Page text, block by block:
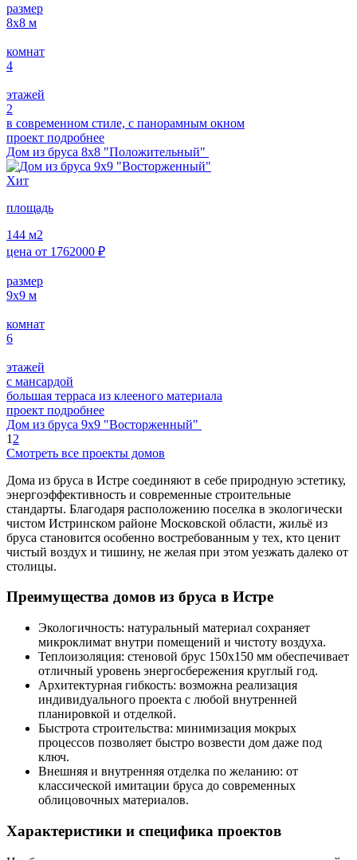
размер
8х8 м
комнат
4
этажей
2
в современном стиле, с панорамным окном
проект подробнее
Дом из бруса 8х8 "Положительный"
Хит
площадь
144 м2
цена от 1762000 ₽
размер
9х9 м
комнат
6
этажей
с мансардой
большая терраса из клееного материала
проект подробнее
Дом из бруса 9х9 "Восторженный"
1 2
Смотреть все проекты домов
Дома из бруса в Истре соединяют в себе природную эстетику,
энергоэффективность и современные строительные
стандарты. Благодаря расположению поселка в экологически
чистом Истринском районе Московской области, жильё из
бруса становится особенно востребованным у тех, кто ценит
чистый воздух и тишину, не желая при этом уезжать далеко от
столицы.
Преимущества домов из бруса в Истре
Экологичность: натуральный материал сохраняет
микроклимат внутри помещений и чистоту воздуха.
Теплоизоляция: стеновой брус 150х150 мм обеспечивает
отличный уровень энергосбережения круглый год.
Архитектурная гибкость: возможна реализация
индивидуального проекта с любой внутренней
планировкой и отделкой.
Быстрота строительства: минимизация мокрых
процессов позволяет быстро возвести дом даже под
ключ.
Внешняя и внутренняя отделка по желанию: от
классической имитации бруса до современных
облицовочных материалов.
Характеристики и специфика проектов